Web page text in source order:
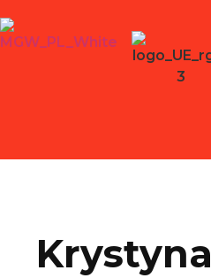
Krystyna